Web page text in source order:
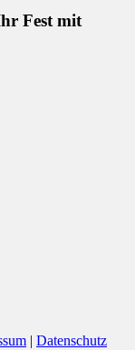
Fest mit
| Datenschutz